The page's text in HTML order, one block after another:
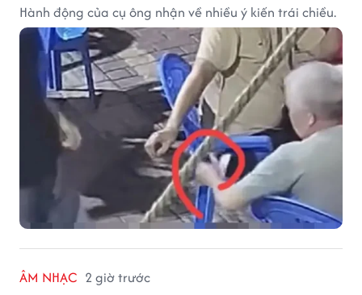
Hành động của cụ ông nhận về nhiều ý kiến trái chiều.
ÂM NHẠC 2 giờ trước